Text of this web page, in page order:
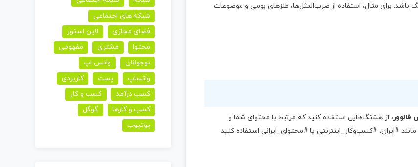
باشد. برای مثال، استفاده از ضرب‌المثل‌ها، طنزهای بومی و موضوعات
فالوور، از هشتگ‌هایی استفاده کنید که مرتبط با محتوای شما و
#ایران، #کسب‌وکار_اینترنتی یا #محتوای_ایرانی استفاده کنید.
شبکه های اجتماعی
فضای مجازی
لاین استور
محتوا
مشتری
مفهومی
نوجوانان
واتس اپ
واتساپ
پست
کاربردی
کسب درآمد
کسب و کار
کسب و کارها
گوگل
یوتیوب